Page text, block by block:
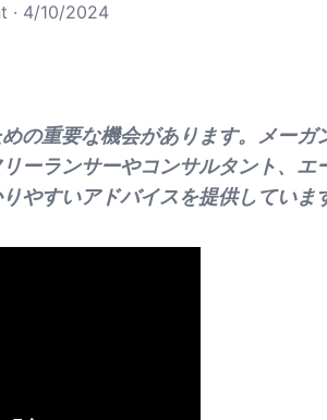
· 4/10/2024
の重要な機会があります。メーガ
ーランサーやコンサルタント、エ
やすいアドバイスを提供していま